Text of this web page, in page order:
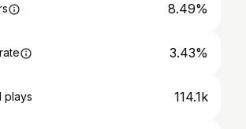
8.49%
3.43%
plays 114.1k